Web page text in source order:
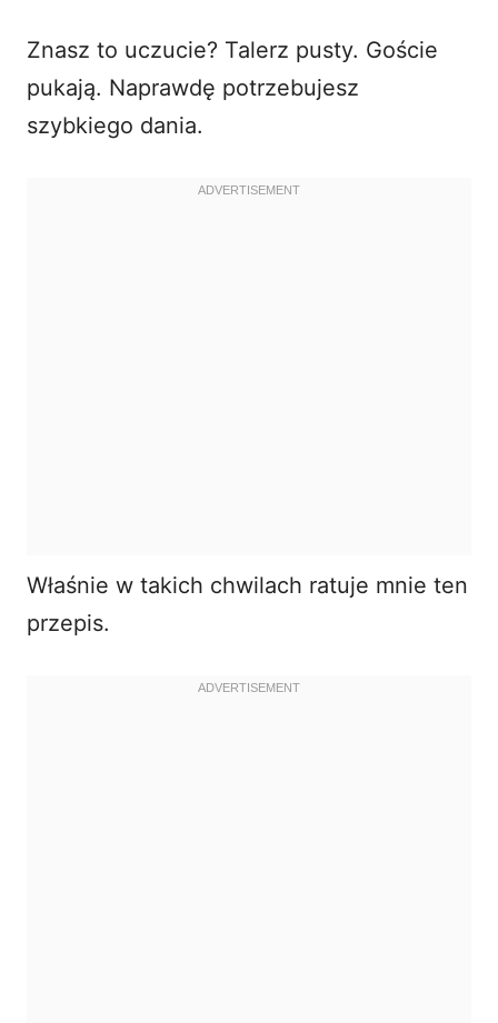
i
d
Znasz to uczucie? Talerz pusty. Goście
pukają. Naprawdę potrzebujesz
szybkiego dania.
Właśnie w takich chwilach ratuje mnie ten
przepis.